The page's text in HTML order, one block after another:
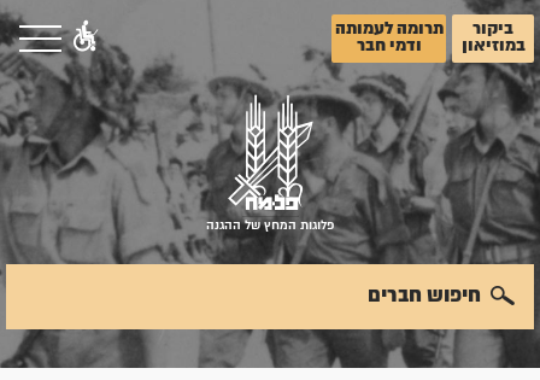
ביקור
במוזיאון
תרומה לעמותה
ודמי חבר
פלוגות המחץ של ההגנה
חיפוש חברים